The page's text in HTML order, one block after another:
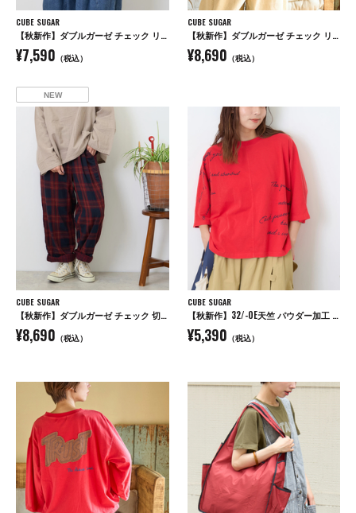
CUBE SUGAR
【秋新作】ダブルガーゼ チェック リバーシブル 5分袖 ドルマンシャツ
¥7,590 （税込）
CUBE SUGAR
【秋新作】ダブルガーゼ チェック リバーシブル レギュラーシャツ
¥8,690 （税込）
NEW
CUBE SUGAR
【秋新作】ダブルガーゼ チェック 切替 イージーパンツ
¥8,690 （税込）
CUBE SUGAR
【秋新作】32/-OE天竺 パウダー加工 5分袖 ドルマン Tシャツ
¥5,390 （税込）